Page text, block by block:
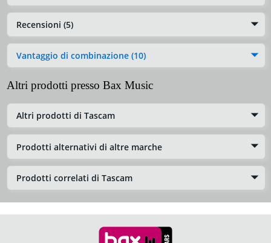
Recensioni (5)
Vantaggio di combinazione (10)
Altri prodotti presso Bax Music
Altri prodotti di Tascam
Prodotti alternativi di altre marche
Prodotti correlati di Tascam